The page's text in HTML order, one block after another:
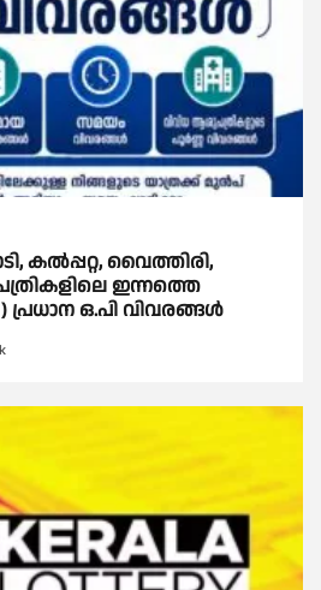
കൽപ്പറ്റ, വൈത്തിരി,
ഇന്നത്തെ
) പ്രധാന ഒ.പി വിവരങ്ങൾ